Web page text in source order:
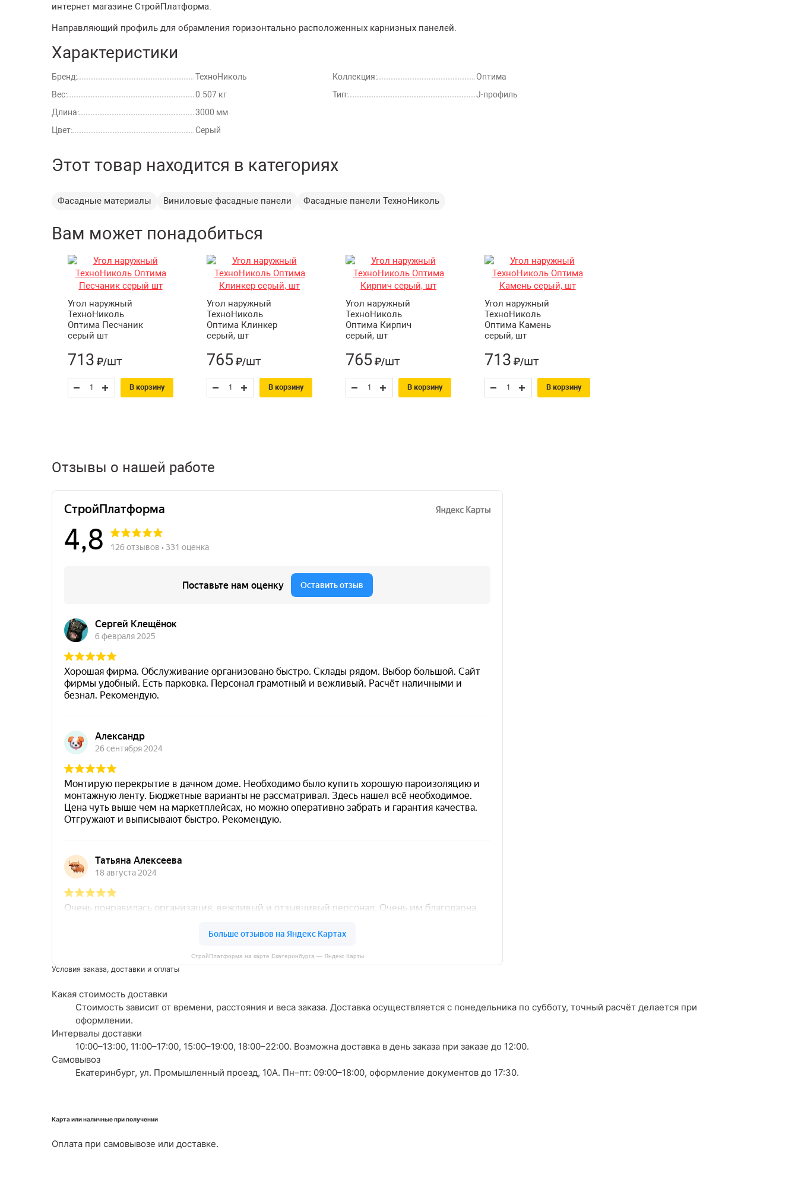
интернет магазине СтройПлатформа.
Направляющий профиль для обрамления горизонтально расположенных карнизных панелей.
Характеристики
Бренд:
ТехноНиколь
Вес:
0.507 кг
Длина:
3000 мм
Цвет:
Серый
Коллекция:
Оптима
Тип:
J-профиль
Этот товар находится в категориях
Фасадные материалы Виниловые фасадные панели Фасадные панели ТехноНиколь
Вам может понадобиться
Угол наружный
ТехноНиколь
Оптима Песчаник
серый шт
713 ₽/шт
В корзину
Угол наружный
ТехноНиколь
Оптима Клинкер
серый, шт
765 ₽/шт
В корзину
Угол наружный
ТехноНиколь
Оптима Кирпич
серый, шт
765 ₽/шт
В корзину
Угол наружный
ТехноНиколь
Оптима Камень
серый, шт
713 ₽/шт
В корзину
Отзывы о нашей работе
СтройПлатформа на карте Екатеринбурга — Яндекс Карты
Условия заказа, доставки и оплаты
Какая стоимость доставки
Стоимость зависит от времени, расстояния и веса заказа. Доставка осуществляется с понедельника по субботу, точный расчёт делается при
оформлении.
Интервалы доставки
10:00–13:00, 11:00–17:00, 15:00–19:00, 18:00–22:00. Возможна доставка в день заказа при заказе до 12:00.
Самовывоз
Екатеринбург, ул. Промышленный проезд, 10А. Пн–пт: 09:00–18:00, оформление документов до 17:30.
Карта или наличные при получении
Оплата при самовывозе или доставке.